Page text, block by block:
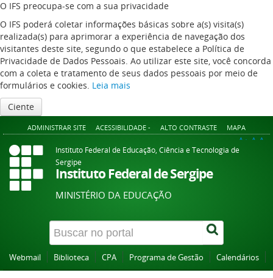
O IFS preocupa-se com a sua privacidade
O IFS poderá coletar informações básicas sobre a(s) visita(s)
realizada(s) para aprimorar a experiência de navegação dos
visitantes deste site, segundo o que estabelece a Política de
Privacidade de Dados Pessoais. Ao utilizar este site, você concorda
com a coleta e tratamento de seus dados pessoais por meio de
formulários e cookies. Leia mais
Ciente
ADMINISTRAR SITE ACESSIBILIDADE - ALTO CONTRASTE MAPA
A+ A A-
Instituto Federal de Educação, Ciência e Tecnologia de
Sergipe
Instituto Federal de Sergipe
MINISTÉRIO DA EDUCAÇÃO
Webmail Biblioteca CPA Programa de Gestão Calendários